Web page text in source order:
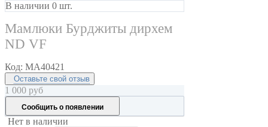
В наличии 0 шт.
Мамлюки Бурджиты дирхем
ND VF
Код: MA40421
Оставьте свой отзыв
1 000 руб
Сообщить о появлении
Нет в наличии